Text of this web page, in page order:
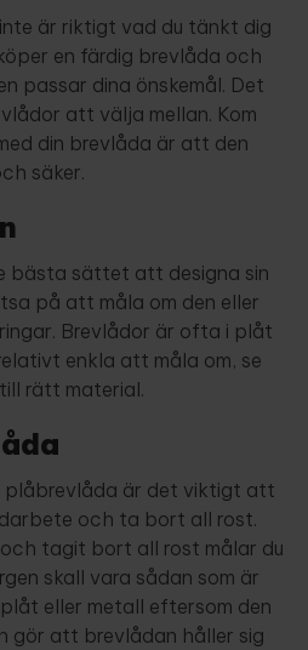
är riktigt vad du tänkt dig
en färdig brevlåda och
passar dina önskemål. Det
att välja mellan. Kom
din brevlåda är att den
säker.
bästa sättet att designa sin
på att måla om den eller
Brevlådor är ofta i plåt
enkla att måla om, se
rätt material.
plåbrevlåda är det viktigt att
och ta bort all rost.
tagit bort all rost målar du
skall vara sådan som är
eller metall eftersom den
gör att brevlådan håller sig